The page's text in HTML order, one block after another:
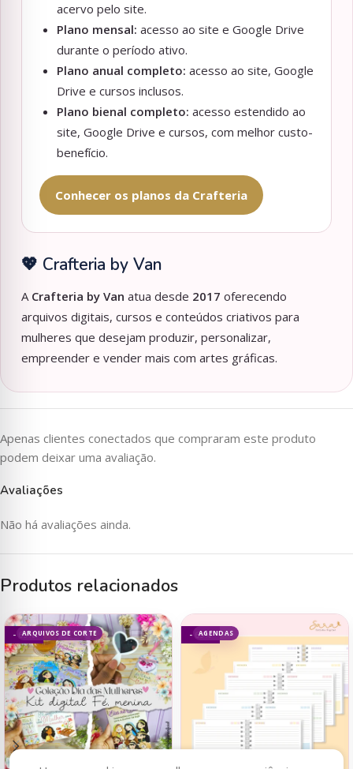
acervo pelo site.
Plano mensal: acesso ao site e Google Drive
durante o período ativo.
Plano anual completo: acesso ao site, Google
Drive e cursos inclusos.
Plano bienal completo: acesso estendido ao
site, Google Drive e cursos, com melhor custo-
benefício.
Conhecer os planos da Crafteria
💖 Crafteria by Van
A Crafteria by Van atua desde 2017 oferecendo
arquivos digitais, cursos e conteúdos criativos para
mulheres que desejam produzir, personalizar,
empreender e vender mais com artes gráficas.
Avaliações
Não há avaliações ainda.
Apenas clientes conectados que compraram este produto
podem deixar uma avaliação.
Produtos relacionados
ARQUIVOS DE CORTE
- 69% AGENDAS
- 69%